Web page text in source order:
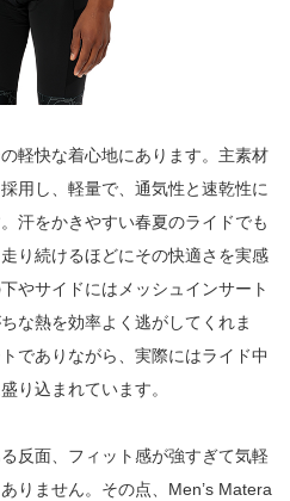
軽快な着心地にあります。主素材
用し、軽量で、通気性と速乾性に
汗をかきやすい春夏のライドでも
り続けるほどにその快適さを実感
やサイドにはメッシュインサート
な熱を効率よく逃がしてくれま
でありながら、実際にはライド中
り込まれています。
反面、フィット感が強すぎて気軽
りません。その点、Men’s Matera